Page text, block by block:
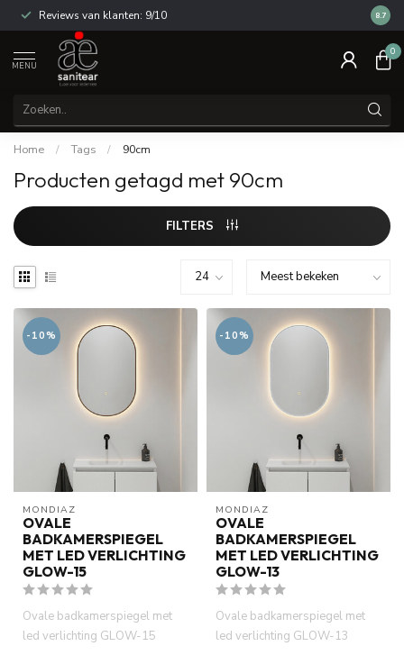
Reviews van klanten: 9/10 14
8.7
MENU
0
Home / Tags / 90cm
Producten getagd met 90cm
FILTERS
-10%
MONDIAZ
OVALE
BADKAMERSPIEGEL
MET LED VERLICHTING
GLOW-15
Ovale badkamerspiegel met
led verlichting GLOW-15
-10%
MONDIAZ
OVALE
BADKAMERSPIEGEL
MET LED VERLICHTING
GLOW-13
Ovale badkamerspiegel met
led verlichting GLOW-13